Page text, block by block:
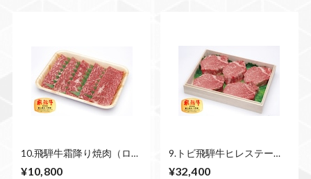
10.飛騨牛霜降り焼肉（ロー
ス）500ｇ
¥10,800
9.トビ飛騨牛ヒレステー
キ 750ｇ
¥32,400